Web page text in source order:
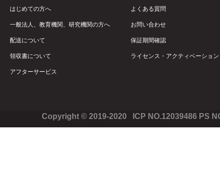
はじめての方へ
一般法人、教育機関、研究機関の方へ
配送について
領収書について
アフターサービス
よくある質問
お問い合わせ
保証期間確認
ライセンス・アクティベーション
Copyright © 2019-2020 ICP NO.12039486 PS